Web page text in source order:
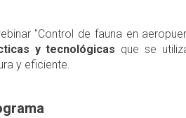
"Control de fauna en
y tecnológicas que se
y eficiente.